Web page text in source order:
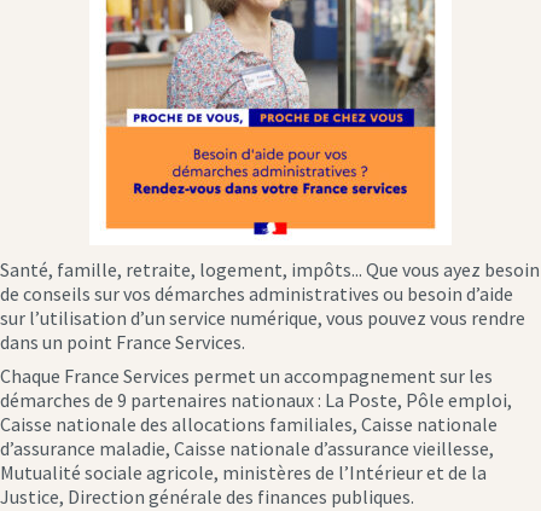
Santé, famille, retraite, logement, impôts... Que vous ayez besoin
de conseils sur vos démarches administratives ou besoin d’aide
sur l’utilisation d’un service numérique, vous pouvez vous rendre
dans un point France Services.
Chaque France Services permet un accompagnement sur les
démarches de 9 partenaires nationaux : La Poste, Pôle emploi,
Caisse nationale des allocations familiales, Caisse nationale
d’assurance maladie, Caisse nationale d’assurance vieillesse,
Mutualité sociale agricole, ministères de l’Intérieur et de la
Justice, Direction générale des finances publiques.